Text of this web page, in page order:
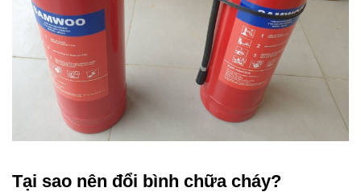
Tại sao nên đổi bình chữa cháy?